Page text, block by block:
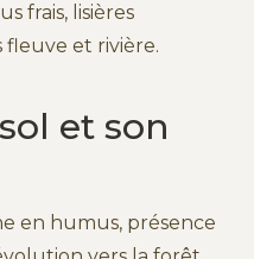
frais, lisières
fleuve et rivière.
et son
en humus, présence